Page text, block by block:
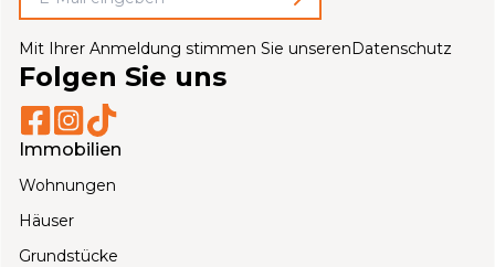
Mit Ihrer Anmeldung stimmen Sie unserenDatenschutz
Folgen Sie uns
Immobilien
Wohnungen
Häuser
Grundstücke